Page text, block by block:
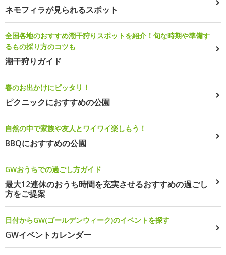
ネモフィラが見られるスポット
全国各地のおすすめ潮干狩りスポットを紹介！旬な時期や準備す
るもの採り方のコツも
潮干狩りガイド
春のお出かけにピッタリ！
ピクニックにおすすめの公園
自然の中で家族や友人とワイワイ楽しもう！
BBQにおすすめの公園
GWおうちでの過ごし方ガイド
最大12連休のおうち時間を充実させるおすすめの過ごし
方をご提案
日付からGW(ゴールデンウィーク)のイベントを探す
GWイベントカレンダー